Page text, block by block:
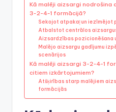
Kā malēji aizsargi
3-2-4-1 formācijā?
Sekojot atpakaļ un iezīmējot
Atbalstot centrālos
Aizsardzības pozicionēšana
Malējo aizsargu gadījumu
scenārijos
Kā malēji aizsargi 3-2-4-1
citiem izkārtojumiem?
Atšķirības starp malējiem
formācijās